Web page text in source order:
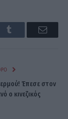
Tumblr Email
Έπεσε στον
ο κινεζικός